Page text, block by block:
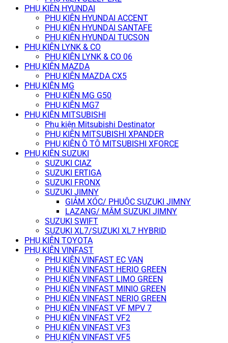
PHỤ KIỆN HYUNDAI
PHỤ KIỆN HYUNDAI ACCENT
PHỤ KIỆN HYUNDAI SANTAFE
PHỤ KIỆN HYUNDAI TUCSON
PHỤ KIỆN LYNK & CO
PHỤ KIỆN LYNK & CO 06
PHỤ KIỆN MAZDA
PHỤ KIỆN MAZDA CX5
PHỤ KIỆN MG
PHỤ KIỆN MG G50
PHỤ KIỆN MG7
PHỤ KIỆN MITSUBISHI
Phụ kiện Mitsubishi Destinator
PHỤ KIỆN MITSUBISHI XPANDER
PHỤ KIỆN Ô TÔ MITSUBISHI XFORCE
PHỤ KIỆN SUZUKI
SUZUKI CIAZ
SUZUKI ERTIGA
SUZUKI FRONX
SUZUKI JIMNY
GIẢM XÓC/ PHUỘC SUZUKI JIMNY
LAZANG/ MÂM SUZUKI JIMNY
SUZUKI SWIFT
SUZUKI XL7/SUZUKI XL7 HYBRID
PHỤ KIỆN TOYOTA
PHỤ KIỆN VINFAST
PHỤ KIỆN VINFAST EC VAN
PHỤ KIỆN VINFAST HERIO GREEN
PHỤ KIỆN VINFAST LIMO GREEN
PHỤ KIỆN VINFAST MINIO GREEN
PHỤ KIỆN VINFAST NERIO GREEN
PHỤ KIỆN VINFAST VF MPV 7
PHỤ KIỆN VINFAST VF2
PHỤ KIỆN VINFAST VF3
PHỤ KIỆN VINFAST VF5